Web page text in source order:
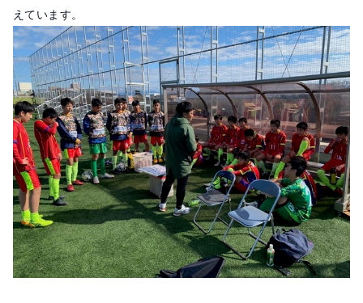
えています。